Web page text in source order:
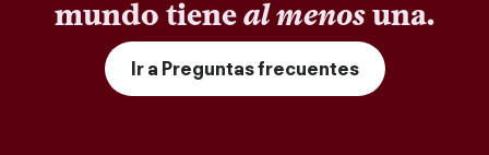
mundo tieneal menosuna.
Ir a Preguntas frecuentes